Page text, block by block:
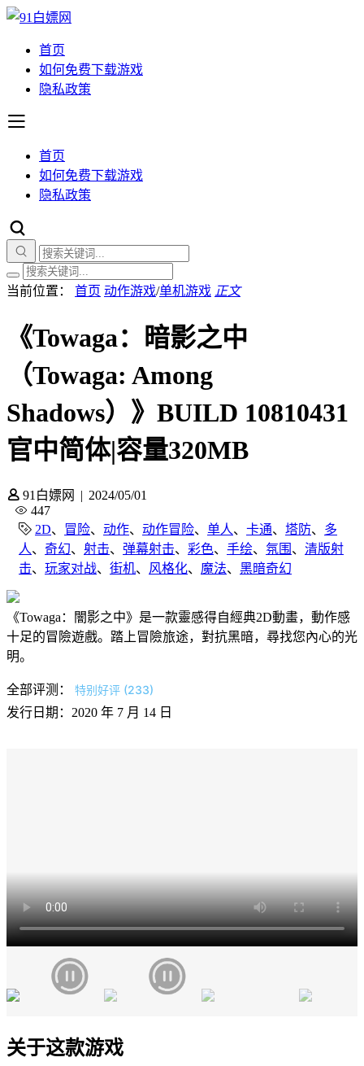
首页
如何免费下载游戏
隐私政策
首页
如何免费下载游戏
隐私政策
当前位置： 首页 动作游戏/单机游戏 正文
《Towaga：暗影之中
（Towaga: Among
Shadows）》BUILD 10810431
官中简体|容量320MB
91白嫖网 | 2024/05/01
447
2D、 冒险、 动作、 动作冒险、 单人、 卡通、 塔防、 多
人、 奇幻、 射击、 弹幕射击、 彩色、 手绘、 氛围 、 清版射
击、 玩家对战、 街机、 风格化、 魔法、 黑暗奇幻
《Towaga：闇影之中》是一款靈感得自經典2D動畫，動作感
十足的冒險遊戲。踏上冒險旅途，對抗黑暗，尋找您內心的光
明。
全部评测：
特别好评 (233)
发行日期：2020 年 7 月 14 日
关于这款游戏